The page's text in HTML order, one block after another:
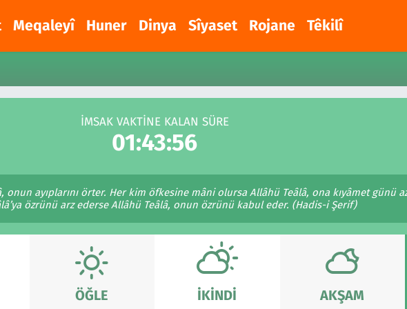
Meqaleyî Huner Dinya Sîyaset Rojane Têkilî
İMSAK VAKTİNE KALAN SÜRE
01:43:56
ayıplarını örter. Her kim öfkesine mâni olursa Allâhü Teâlâ, ona kıyâmet günü
özrünü arz ederse Allâhü Teâlâ, onun özrünü kabul eder. (Hadis-i Şerif)
ÖĞLE İKINDI AKŞAM